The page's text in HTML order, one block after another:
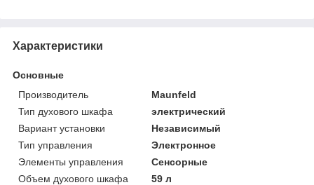
Характеристики
Основные
Производитель
Maunfeld
Тип духового шкафа
электрический
Вариант установки
Независимый
Тип управления
Электронное
Элементы управления
Сенсорные
Объем духового шкафа
59 л